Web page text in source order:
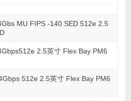
MU FIPS -140 SED 512e 2.5
2.5英寸 Flex Bay PM6
512e 2.5英寸 Flex Bay PM6